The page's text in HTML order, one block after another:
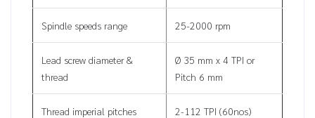
Spindle speeds range 25-2000 rpm
Lead screw diameter &
thread
Ø 35 mm x 4 TPI or
Pitch 6 mm
Thread imperial pitches 2-112 TPI (60nos)